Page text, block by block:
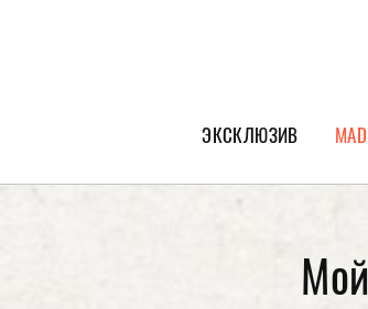
ЭКСКЛЮЗИВ
ГЕРОИ
ИНТЕРВЬЮ